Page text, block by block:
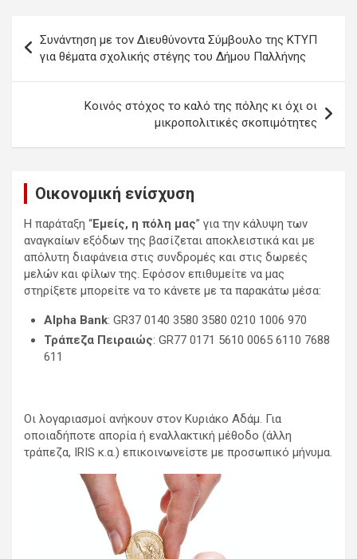
άρθρων
Συνάντηση με τον Διευθύνοντα Σύμβουλο της ΚΤΥΠ
για θέματα σχολικής στέγης του Δήμου Παλλήνης
Κοινός στόχος το καλό της πόλης κι όχι οι
μικροπολιτικές σκοπιμότητες
Οικονομική ενίσχυση
Η παράταξη “Εμείς, η πόλη μας” για την κάλυψη των
αναγκαίων εξόδων της βασίζεται αποκλειστικά και με
απόλυτη διαφάνεια στις συνδρομές και στις δωρεές
μελών και φίλων της. Εφόσον επιθυμείτε να μας
στηρίξετε μπορείτε να το κάνετε με τα παρακάτω μέσα:
Alpha Bank: GR37 0140 3580 3580 0210 1006 970
Τράπεζα Πειραιώς: GR77 0171 5610 0065 6110 7688
611
Οι λογαριασμοί ανήκουν στον Κυριάκο Αδάμ. Για
οποιαδήποτε απορία ή εναλλακτική μέθοδο (άλλη
τράπεζα, IRIS κ.α.) επικοινωνείστε με προσωπικό μήνυμα.